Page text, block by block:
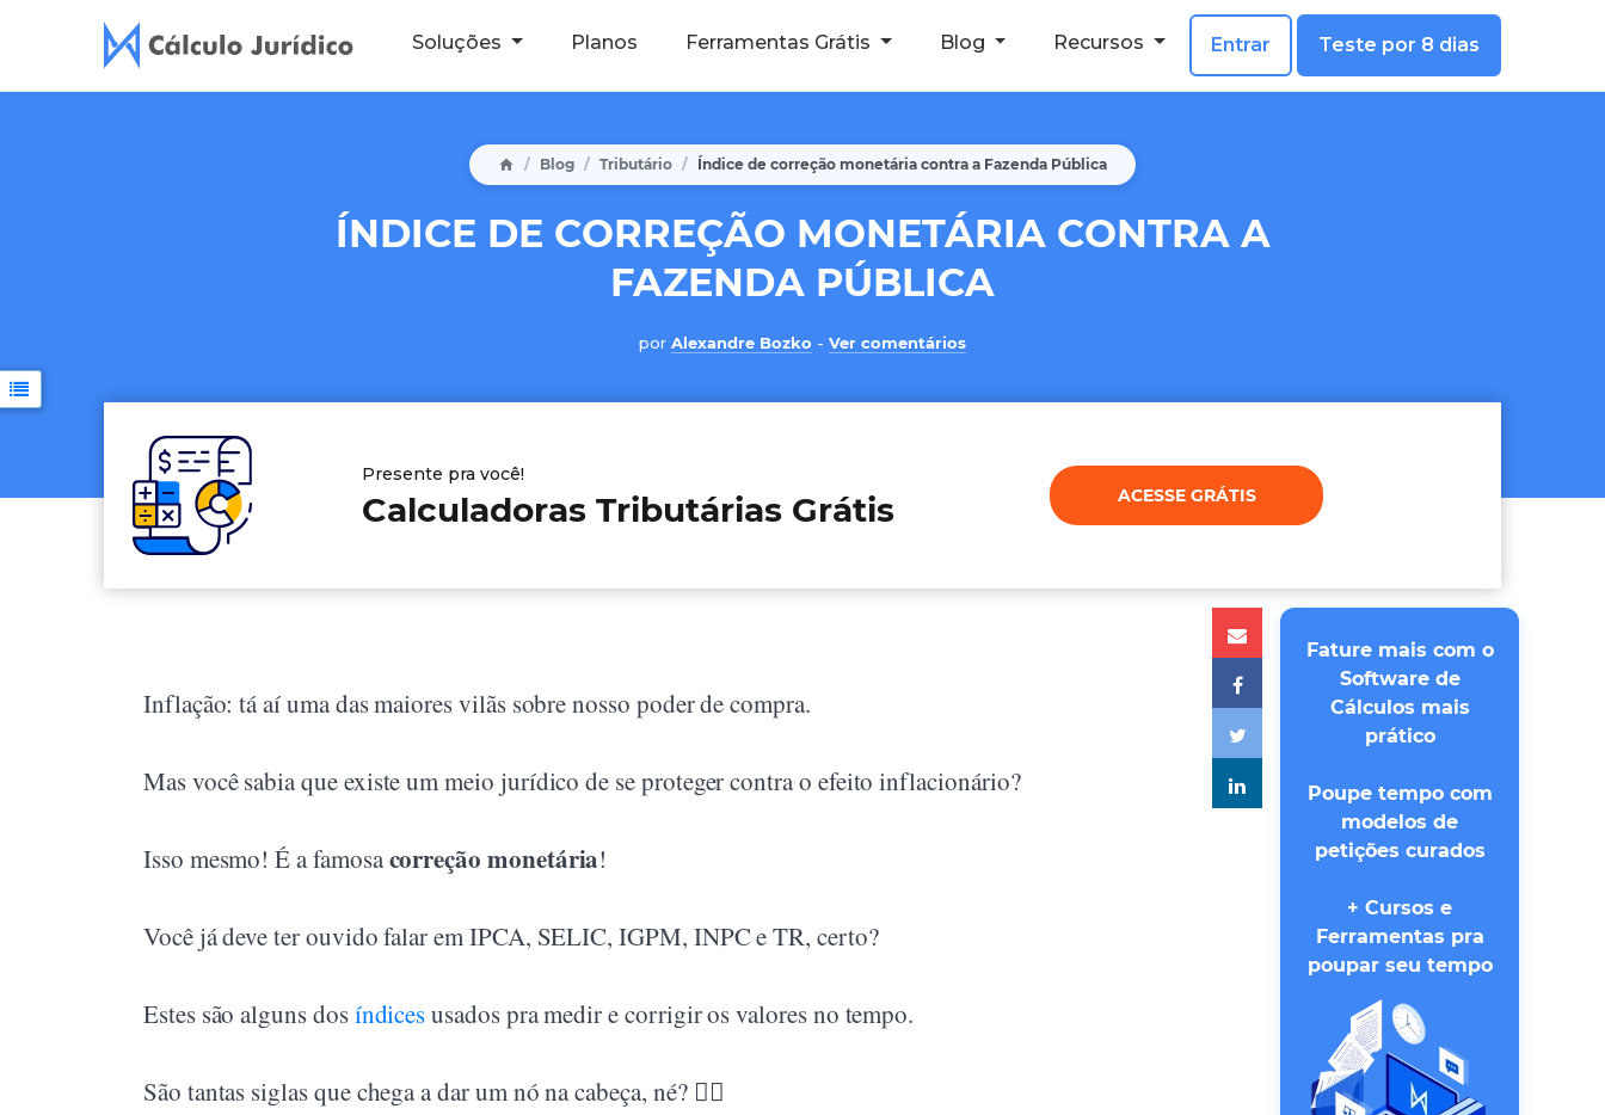
Soluções Planos Ferramentas Grátis Blog Recursos Entrar Teste por 8 dias
Blog Tributário Índice de correção monetária contra a Fazenda Pública
ÍNDICE DE CORREÇÃO MONETÁRIA CONTRA A
FAZENDA PÚBLICA
por Alexandre Bozko - Ver comentários
Presente pra você!
Calculadoras Tributárias Grátis ACESSE GRÁTIS
Inflação: tá aí uma das maiores vilãs sobre nosso poder de compra.
Mas você sabia que existe um meio jurídico de se proteger contra o efeito inflacionário?
Isso mesmo! É a famosacorreção monetária!
Você já deve ter ouvido falar em IPCA, SELIC, IGPM, INPC e TR, certo?
Estes são alguns dosíndicesusados pra medir e corrigir os valores no tempo.
São tantas siglas que chega a dar um nó na cabeça, né? 😵‍💫
Fature mais com o
Software de
Cálculos mais
prático
Poupe tempo com
modelos de
petições curados
+ Cursos e
Ferramentas pra
poupar seu tempo